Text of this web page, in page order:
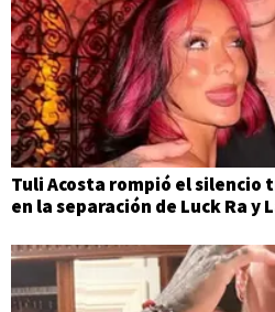
Tuli Acosta rompió el silencio
en la separación de Luck Ra y